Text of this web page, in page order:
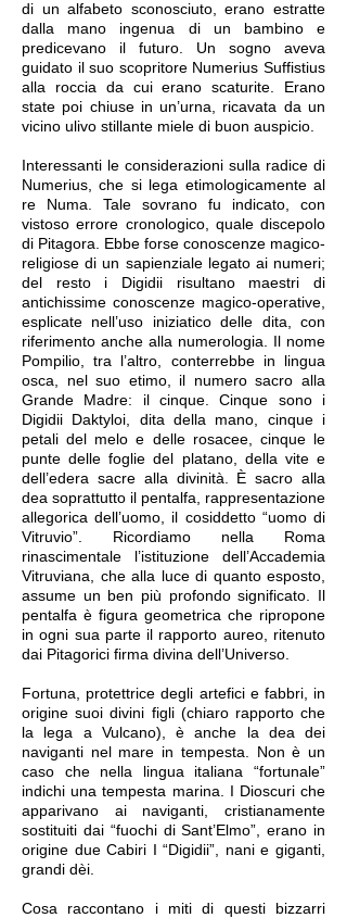
di un alfabeto sconosciuto, erano estratte
dalla mano ingenua di un bambino e
predicevano il futuro. Un sogno aveva
guidato il suo scopritore Numerius Suffistius
alla roccia da cui erano scaturite. Erano
state poi chiuse in un’urna, ricavata da un
vicino ulivo stillante miele di buon auspicio.
Interessanti le considerazioni sulla radice di
Numerius, che si lega etimologicamente al
re Numa. Tale sovrano fu indicato, con
vistoso errore cronologico, quale discepolo
di Pitagora. Ebbe forse conoscenze magico-
religiose di un sapienziale legato ai numeri;
del resto i Digidii risultano maestri di
antichissime conoscenze magico-operative,
esplicate nell’uso iniziatico delle dita, con
riferimento anche alla numerologia. Il nome
Pompilio, tra l’altro, conterrebbe in lingua
osca, nel suo etimo, il numero sacro alla
Grande Madre: il cinque. Cinque sono i
Digidii Daktyloi, dita della mano, cinque i
petali del melo e delle rosacee, cinque le
punte delle foglie del platano, della vite e
dell’edera sacre alla divinità. È sacro alla
dea soprattutto il pentalfa, rappresentazione
allegorica dell’uomo, il cosiddetto “uomo di
Vitruvio”. Ricordiamo nella Roma
rinascimentale l’istituzione dell’Accademia
Vitruviana, che alla luce di quanto esposto,
assume un ben più profondo significato. Il
pentalfa è figura geometrica che ripropone
in ogni sua parte il rapporto aureo, ritenuto
dai Pitagorici firma divina dell’Universo.
Fortuna, protettrice degli artefici e fabbri, in
origine suoi divini figli (chiaro rapporto che
la lega a Vulcano), è anche la dea dei
naviganti nel mare in tempesta. Non è un
caso che nella lingua italiana “fortunale”
indichi una tempesta marina. I Dioscuri che
apparivano ai naviganti, cristianamente
sostituiti dai “fuochi di Sant’Elmo”, erano in
origine due Cabiri I “Digidii”, nani e giganti,
grandi dèi.
Cosa raccontano i miti di questi bizzarri